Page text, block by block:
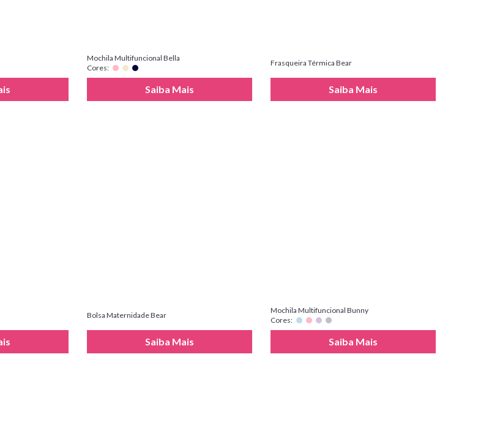
Mochila Multifuncional Bella
Cores:
Saiba Mais
Frasqueira Térmica Bear
Saiba Mais
Bolsa Maternidade Bear
Saiba Mais
Mochila Multifuncional Bunny
Cores:
Saiba Mais